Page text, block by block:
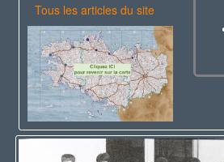
Tous les articles du site